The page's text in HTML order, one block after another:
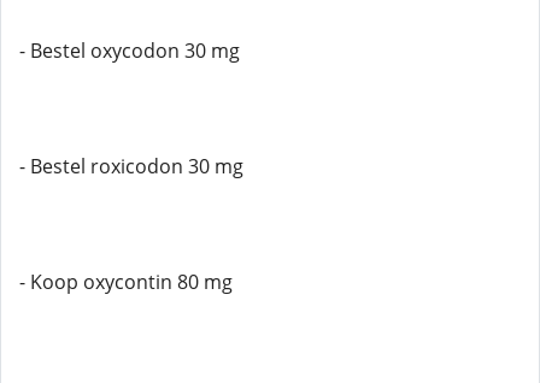
- Bestel oxycodon 30 mg
- Bestel roxicodon 30 mg
- Koop oxycontin 80 mg